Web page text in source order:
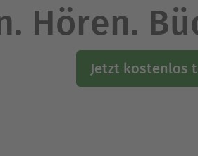
Hören.
Jetzt kostenlos